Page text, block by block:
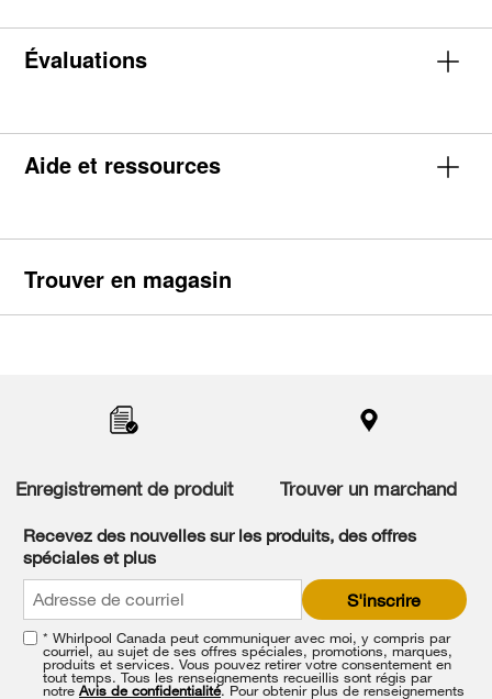
Évaluations
Aide et ressources
Trouver en magasin
can
the
end
this
page
Enregistrement de produit Trouver un marchand
Recevez des nouvelles sur les produits, des offres
spéciales et plus
S'inscrire
* Whirlpool Canada peut communiquer avec moi, y compris par
courriel, au sujet de ses offres spéciales, promotions, marques,
produits et services. Vous pouvez retirer votre consentement en
tout temps. Tous les renseignements recueillis sont régis par
notre Avis de confidentialité. Pour obtenir plus de renseignements